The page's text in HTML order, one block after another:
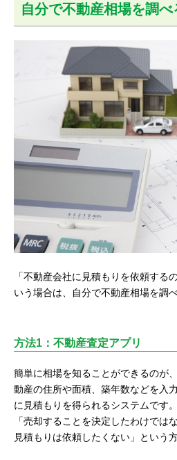
自分で不動産相場を調べ
「不動産会社に見積もりを依頼する
いう場合は、自分で不動産相場を調
方法1：不動産査定アプリ
簡単に相場を知ることができるのが
動産の住所や面積、築年数などを入
に見積もりを得られるシステムです
「売却することを決定したわけでは
見積もりは依頼したくない」という